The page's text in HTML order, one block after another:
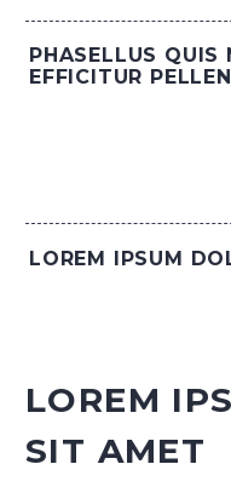
PHASELLUS QUIS
EFFICITUR
LOREM IPSUM
LOREM
SIT AMET